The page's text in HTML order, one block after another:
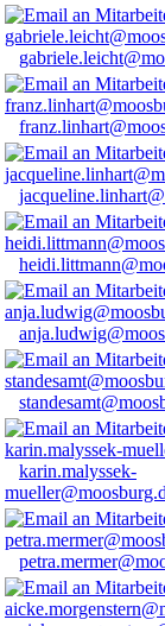
karin.malyssek-